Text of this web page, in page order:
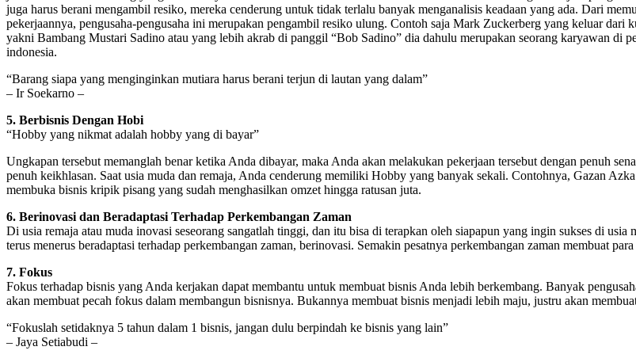
juga harus berani mengambil resiko, mereka cenderung untuk tidak terlalu banyak menganalisis keadaan yang ada. Dari
pekerjaannya, pengusaha-pengusaha ini merupakan pengambil resiko ulung. Contoh saja Mark Zuckerberg yang keluar dari
yakni Bambang Mustari Sadino atau yang lebih akrab di panggil “Bob Sadino” dia dahulu merupakan seorang karyawan di
indonesia.
“Barang siapa yang menginginkan mutiara harus berani terjun di lautan yang dalam”
– Ir Soekarno –
5. Berbisnis Dengan Hobi
“Hobby yang nikmat adalah hobby yang di bayar”
Ungkapan tersebut memanglah benar ketika Anda dibayar, maka Anda akan melakukan pekerjaan tersebut dengan penuh
penuh keikhlasan. Saat usia muda dan remaja, Anda cenderung memiliki Hobby yang banyak sekali. Contohnya, Gazan
membuka bisnis kripik pisang yang sudah menghasilkan omzet hingga ratusan juta.
6. Berinovasi dan Beradaptasi Terhadap Perkembangan Zaman
Di usia remaja atau muda inovasi seseorang sangatlah tinggi, dan itu bisa di terapkan oleh siapapun yang ingin sukses di
terus menerus beradaptasi terhadap perkembangan zaman, berinovasi. Semakin pesatnya perkembangan zaman membuat
7. Fokus
Fokus terhadap bisnis yang Anda kerjakan dapat membantu untuk membuat bisnis Anda lebih berkembang. Banyak
akan membuat pecah fokus dalam membangun bisnisnya. Bukannya membuat bisnis menjadi lebih maju, justru akan
“Fokuslah setidaknya 5 tahun dalam 1 bisnis, jangan dulu berpindah ke bisnis yang lain”
– Jaya Setiabudi –